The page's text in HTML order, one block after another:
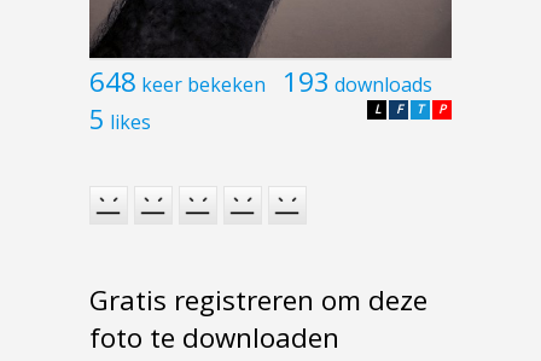
648 keer bekeken 193 downloads
5 likes P
T
F
L
Gratis registreren om deze
foto te downloaden